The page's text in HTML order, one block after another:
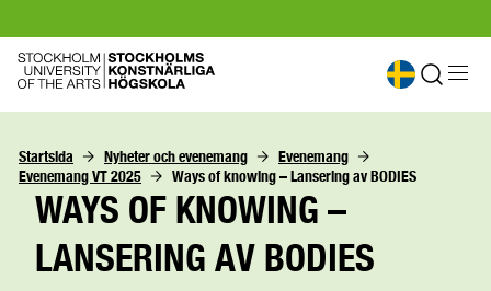
Startsida Nyheter och evenemang
Evenemang
Evenemang VT 2025
Ways of knowing – Lansering av BODIES
WAYS OF KNOWING –
LANSERING AV BODIES